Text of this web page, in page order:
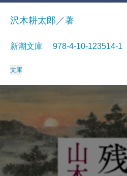
沢木耕太郎／著
新潮文庫 978-4-10-
文庫